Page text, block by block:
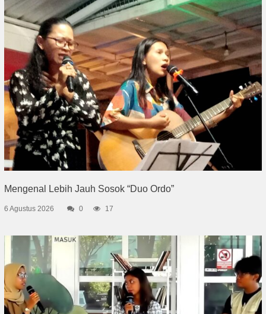
Mengenal Lebih Jauh Sosok “Duo Ordo”
6 Agustus 2026 0 17